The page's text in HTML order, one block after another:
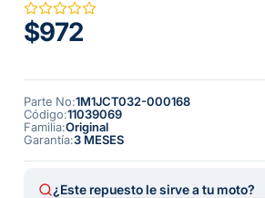
$972
Parte No:1M1JCT032-000168
Código:11039069
Familia:Original
Garantía:3 MESES
¿Este repuesto le sirve a tu moto?